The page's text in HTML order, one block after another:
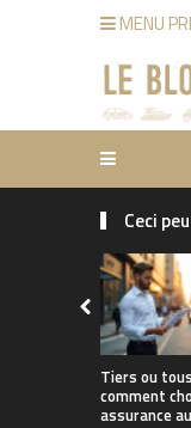
MENU
Ceci
Tiers ou
comment
assurance